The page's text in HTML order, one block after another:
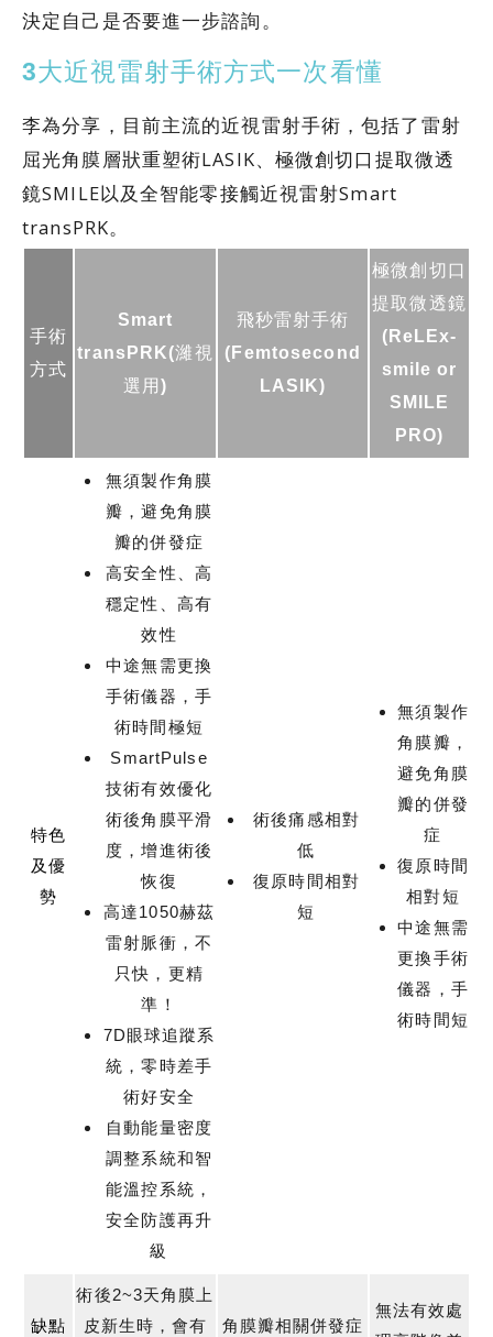
決定自己是否要進一步諮詢。
3大近視雷射手術方式一次看懂
李為分享，目前主流的近視雷射手術，包括了雷射
屈光角膜層狀重塑術LASIK、極微創切口提取微透
鏡SMILE以及全智能零接觸近視雷射Smart
transPRK。
手術
方式
Smart
transPRK(濰視
選用)
飛秒雷射手術
(Femtosecond
LASIK)
極微創切口
提取微透鏡
(ReLEx-
smile or
SMILE
PRO)
特色
及優
勢
無須製作角膜
瓣，避免角膜
瓣的併發症
高安全性、高
穩定性、高有
效性
中途無需更換
手術儀器，手
術時間極短
SmartPulse
技術有效優化
術後角膜平滑
度，增進術後
恢復
高達1050赫茲
雷射脈衝，不
只快，更精
準！
7D眼球追蹤系
統，零時差手
術好安全
自動能量密度
調整系統和智
能溫控系統，
安全防護再升
級
術後痛感相對
低
復原時間相對
短
無須製作
角膜瓣，
避免角膜
瓣的併發
症
復原時間
相對短
中途無需
更換手術
儀器，手
術時間短
缺點
術後2~3天角膜上
皮新生時，會有
角膜瓣相關併發症
無法有效處